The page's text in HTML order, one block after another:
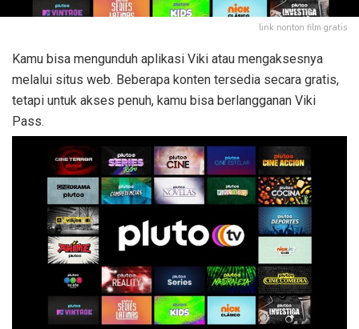
link nonton film gratis
Kamu bisa mengunduh aplikasi Viki atau mengaksesnya
melalui situs web. Beberapa konten tersedia secara gratis,
tetapi untuk akses penuh, kamu bisa berlangganan Viki
Pass.